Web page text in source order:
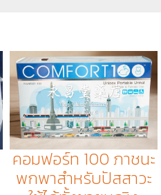
คอมฟอร์ท 100 ภาชนะ
พกพาสำหรับปัสสาวะ